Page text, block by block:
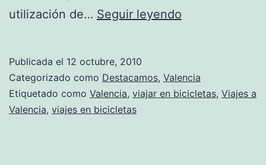
utilización de… Seguir leyendo
en
Valencia
Publicada el 12 octubre, 2010
Categorizado como Destacamos, Valencia
Etiquetado como Valencia, viajar en bicicletas, Viajes a
Valencia, viajes en bicicletas